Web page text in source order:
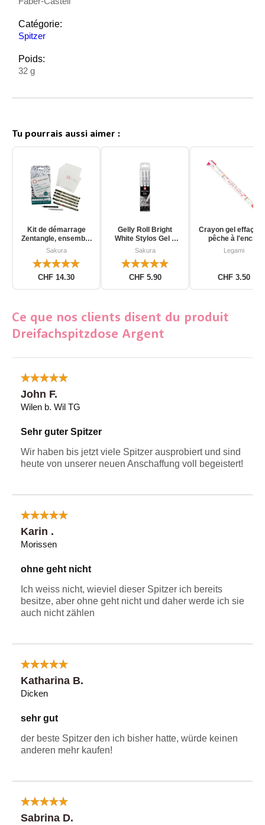
Catégorie:
Spitzer
Poids:
32 g
Tu pourrais aussi aimer :
Kit de démarrage
Zentangle, ensemble
d'outils pour
Sakura
CHF 14.30
Gelly Roll Bright
White Stylos Gel 3
pièces
Sakura
CHF 5.90
Crayon gel
pêche à l'encre
d'unicorn
Legami
CHF 3.50
Ce que nos clients disent du produit
Dreifachspitzdose Argent
John F.
Wilen b. Wil TG
Sehr guter Spitzer
Wir haben bis jetzt viele Spitzer ausprobiert und sind
heute von unserer neuen Anschaffung voll begeistert!
Karin .
Morissen
ohne geht nicht
Ich weiss nicht, wieviel dieser Spitzer ich bereits
besitze, aber ohne geht nicht und daher werde ich sie
auch nicht zählen
Katharina B.
Dicken
sehr gut
der beste Spitzer den ich bisher hatte, würde keinen
anderen mehr kaufen!
Sabrina D.